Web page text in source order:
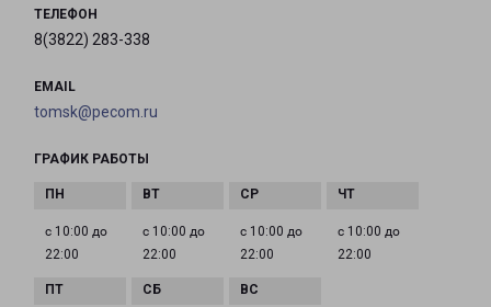
ТЕЛЕФОН
8(3822) 283-338
EMAIL
tomsk@pecom.ru
ГРАФИК РАБОТЫ
с 10:00 до
22:00
с 10:00 до
22:00
с 10:00 до
22:00
с 10:00 до
22:00